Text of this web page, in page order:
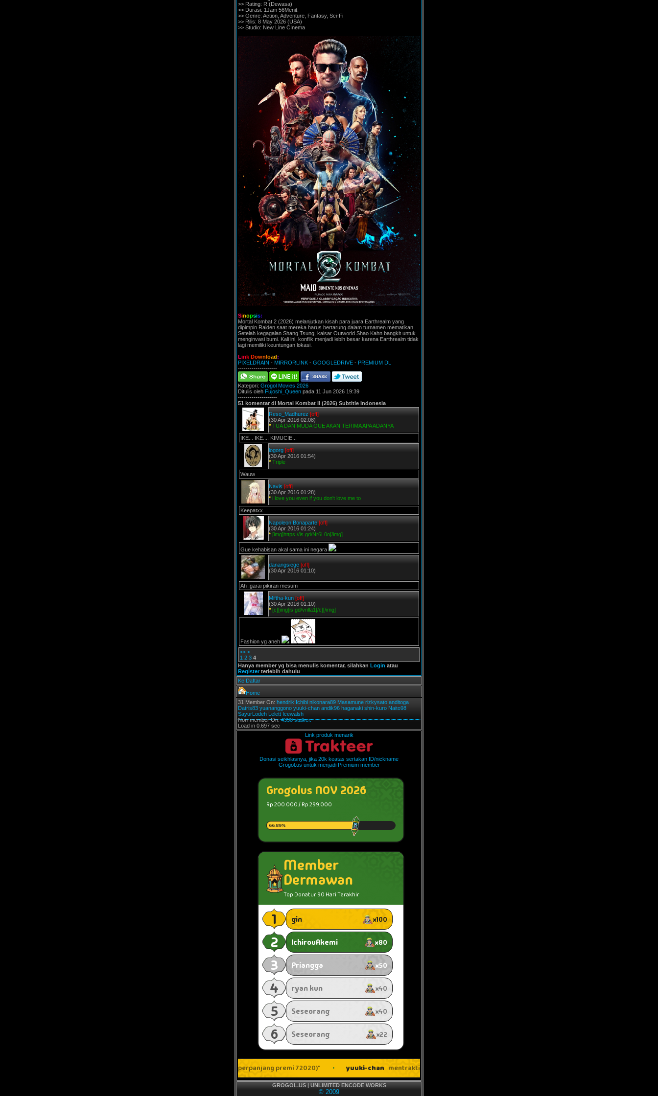
>> Rating: R (Dewasa)
>> Durasi: 1Jam 56Menit.
>> Genre: Action, Adventure, Fantasy, Sci-Fi
>> Rilis: 8 May 2026 (USA)
>> Studio: New Line CInema
Sinopsis:
Mortal Kombat 2 (2026) melanjutkan kisah para juara Earthrealm yang
dipimpin Raiden saat mereka harus bertarung dalam turnamen mematikan.
Setelah kegagalan Shang Tsung, kaisar Outworld Shao Kahn bangkit untuk
menginvasi bumi. Kali ini, konflik menjadi lebih besar karena Earthrealm tidak
lagi memiliki keuntungan lokasi.
Lin k Down oad :
PIXELDRAIN - MIRRORLINK - GOOGLEDRIVE - PREMIUM DL
--------------------
Kategori: Grogol Movies 2026
Ditulis oleh Fujoshi_Queen pada 11 Jun 2026 19:39
--------------------
51 komentar di Mortal Kombat II (2026) Subtitle Indonesia
Reso_Madhurez [off]
(30 Apr 2016 02:08)
* TUA DAN MUDA GUE AKAN TERIMA APA ADANYA
IKE... IKE.... KIMUCIE...
logorg [off]
(30 Apr 2016 01:54)
* Triple
Wauw
Navis [off]
(30 Apr 2016 01:28)
* i love you even if you don't love me to
Keepatxx
Napoleon Bonaparte [off]
(30 Apr 2016 01:24)
* [img]https://is.gd/Nr6L0o[/img]
Gue kehabisan akal sama ini negara
danangsiege [off]
(30 Apr 2016 01:10)
Ah .garai pikiran mesum
Miftha-kun [off]
(30 Apr 2016 01:10)
* [c][img]is.gd/vnlla1[/c][/img]
Fashion yg aneh
<< <
1 2 3 4
Hanya member yg bisa menulis komentar, silahkan Login atau
Registerterlebih dahulu
Ke Daftar
Home
31 Member On: hendrik Ichibi nikonara89 Masamune rizkysato anditoga
Datris83 yuananggono yuuki-chan andik96 haganaki shin-kuro Naito98
SayurLodeh
Lelett Icewalsh
Non-member On:4338 stalker.
Load in 0.697 sec
Link produk menarik
Donasi seikhlasnya, jika 20k keatas sertakan ID/nickname
Grogol.us untuk menjadi Premium member
GROGOL.US | UNLIMITED ENCODE WORKS
© 2009